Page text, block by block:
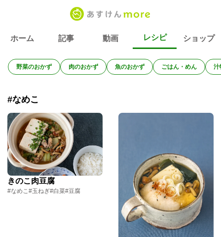
ホーム 記事 動画 レシピ ショップ
野菜のおかず 肉のおかず 魚のおかず ごはん・めん 汁
#なめこ
きのこ肉豆腐
#なめこ #玉ねぎ#白菜#豆腐